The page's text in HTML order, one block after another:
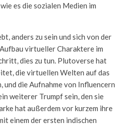
es die sozialen Medien im
anders zu sein und sich von der
virtueller Charaktere im
dies zu tun. Plutoverse hat
die virtuellen Welten auf das
und die Aufnahme von Influencern
weiterer Trumpf sein, den sie
hat außerdem vor kurzem ihre
einem der ersten indischen